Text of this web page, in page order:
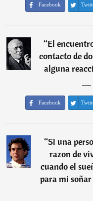
Facebook
“El
contacto de
alguna
―
Facebook
“Si una
razon de
cuando el
para mi